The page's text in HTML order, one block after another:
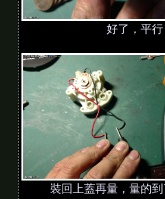
好了，平行
裝回上蓋再量，量的